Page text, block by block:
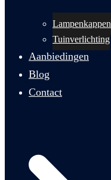
Lampenkappen
Tuinverlichting
Aanbiedingen
Blog
Contact